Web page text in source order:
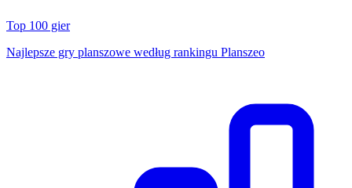
Top 100 gier
Najlepsze gry planszowe według rankingu Planszeo